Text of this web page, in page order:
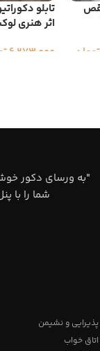
تومان
تابلو
اثر هنری
6,273,000
"به ورسای دکور
شما را با
پذیرایی و نشیمن
اتاق خواب